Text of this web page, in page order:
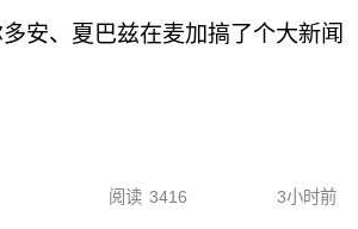
安、夏巴兹在麦加搞了个大新闻
阅读 3416 3小时前